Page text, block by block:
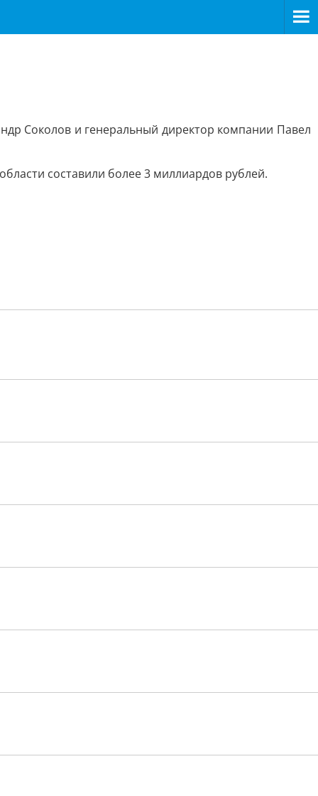
Соколов и генеральный директор компании Павел
составили более 3 миллиардов рублей.